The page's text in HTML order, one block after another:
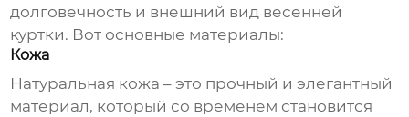
долговечность и внешний вид весенней
куртки. Вот основные материалы:
Кожа
Натуральная кожа – это прочный и элегантный
материал, который со временем становится